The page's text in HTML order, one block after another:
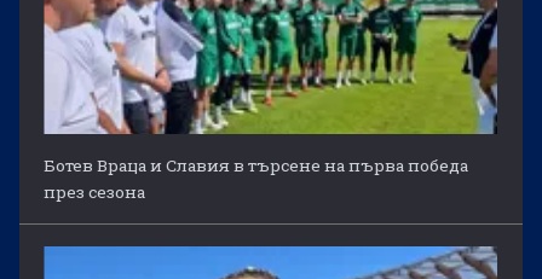
Ботев Враца и Славия в търсене на първа победа
през сезона